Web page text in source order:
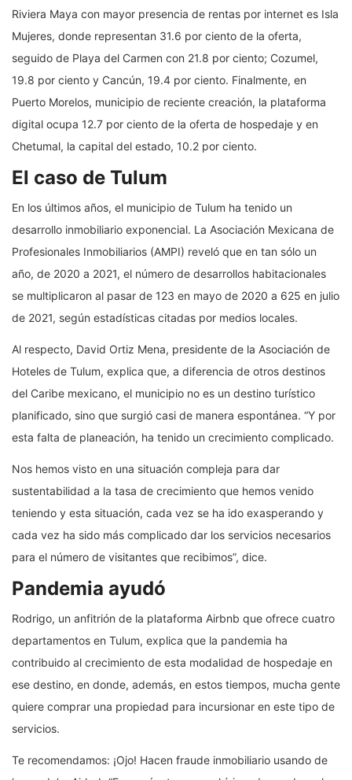
Riviera Maya con mayor presencia de rentas por internet es Isla
Mujeres, donde representan 31.6 por ciento de la oferta,
seguido de Playa del Carmen con 21.8 por ciento; Cozumel,
19.8 por ciento y Cancún, 19.4 por ciento. Finalmente, en
Puerto Morelos, municipio de reciente creación, la plataforma
digital ocupa 12.7 por ciento de la oferta de hospedaje y en
Chetumal, la capital del estado, 10.2 por ciento.
El caso de Tulum
En los últimos años, el municipio de Tulum ha tenido un
desarrollo inmobiliario exponencial. La Asociación Mexicana de
Profesionales Inmobiliarios (AMPI) reveló que en tan sólo un
año, de 2020 a 2021, el número de desarrollos habitacionales
se multiplicaron al pasar de 123 en mayo de 2020 a 625 en julio
de 2021, según estadísticas citadas por medios locales.
Al respecto, David Ortiz Mena, presidente de la Asociación de
Hoteles de Tulum, explica que, a diferencia de otros destinos
del Caribe mexicano, el municipio no es un destino turístico
planificado, sino que surgió casi de manera espontánea. “Y por
esta falta de planeación, ha tenido un crecimiento complicado.
Nos hemos visto en una situación compleja para dar
sustentabilidad a la tasa de crecimiento que hemos venido
teniendo y esta situación, cada vez se ha ido exasperando y
cada vez ha sido más complicado dar los servicios necesarios
para el número de visitantes que recibimos”, dice.
Pandemia ayudó
Rodrigo, un anfitrión de la plataforma Airbnb que ofrece cuatro
departamentos en Tulum, explica que la pandemia ha
contribuido al crecimiento de esta modalidad de hospedaje en
ese destino, en donde, además, en estos tiempos, mucha gente
quiere comprar una propiedad para incursionar en este tipo de
servicios.
Te recomendamos: ¡Ojo! Hacen fraude inmobiliario usando de